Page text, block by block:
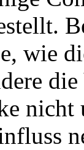
wie
nicht